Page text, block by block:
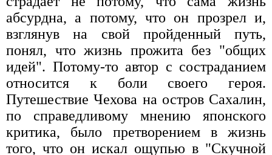
абсурдна, а потому, что он прозрел и,
взглянув на свой пройденный путь,
понял, что жизнь прожита без "общих
идей". Потому-то автор с состраданием
относится к боли своего героя.
Путешествие Чехова на остров Сахалин,
по справедливому мнению японского
критика, было претворением в жизнь
того, что он искал ощупью в "Скучной